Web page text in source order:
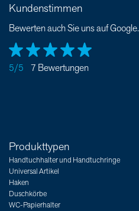
Kundenstimmen
Bewerten auch Sie uns auf Google.
5/5 7 Bewertungen
Produkttypen
Handtuchhalter und Handtuchringe
Universal Artikel
Haken
Duschkörbe
WC-Papierhalter